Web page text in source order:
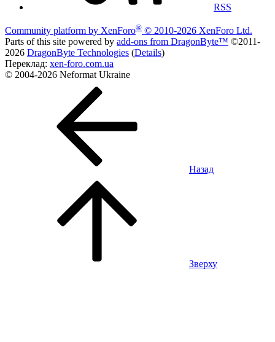
RSS
Community platform by XenForo® © 2010-2026 XenForo Ltd.
Parts of this site powered by add-ons from DragonByte™ ©2011-
2026 DragonByte Technologies (Details)
Переклад: xen-foro.com.ua
© 2004-2026 Neformat Ukraine
Назад
Зверху